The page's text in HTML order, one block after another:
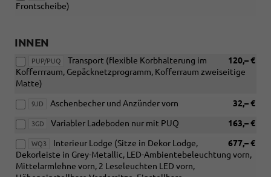
Frontscheibe)
INNEN
PUP/PUQ 120,– €
Transport (flexible Korbhalterung im
Kofferrraum, Gepäcknetzprogramm, Kofferraum zweiseitige
Matte)
9JD 32,– €
Aschenbecher und Anzünder vorn
3GD 163,– €
Variabler Ladeboden nur mit PUQ
WQ3 677,– €
Interieur Lodge (Sitze in Dekor Lodge,
Dekorleiste in Grey-Metallic, LED-Ambientebeleuchtung vorn,
Mittelarmlehne vorn, 2 Leseleuchten LED vorn,